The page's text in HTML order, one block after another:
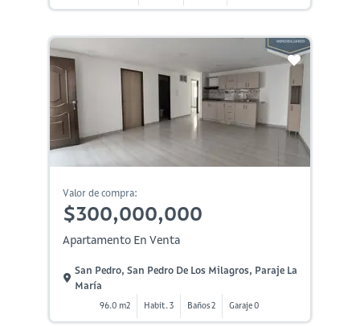
Valor de compra:
$300,000,000
Apartamento En Venta
San Pedro, San Pedro De Los Milagros, Paraje La
María
96.0 m2 Habit. 3 Baños 2 Garaje 0